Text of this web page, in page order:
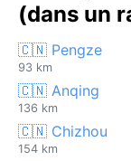
(dans un
🇨🇳 Pengze
93 km
🇨🇳 Anqing
136 km
🇨🇳 Chizhou
154 km